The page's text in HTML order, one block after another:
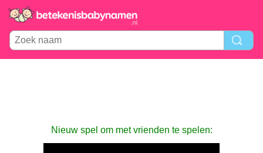
Nieuw spel om met vrienden te spelen: